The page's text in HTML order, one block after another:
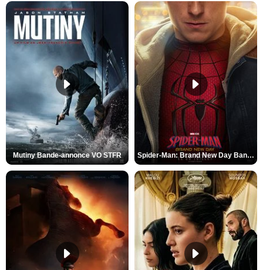
Mutiny Bande-annonce VO STFR Spider-Man: Brand New Day Bande-annonce VO STFR